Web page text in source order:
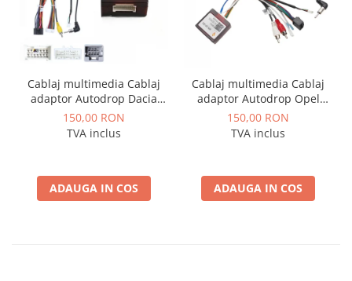
Cablaj multimedia Cablaj
adaptor Autodrop Dacia
Logan / Sandero pentru
Navigatii multimedia
150,00 RON
TVA inclus
ADAUGA IN COS
Cablaj multimedia Cablaj
adaptor Autodrop Opel
pentru Navigatii
multimedia Android
150,00 RON
TVA inclus
ADAUGA IN COS